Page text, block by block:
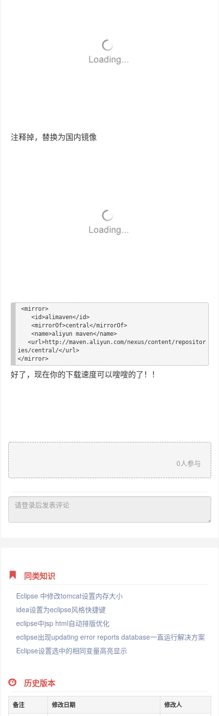
注释掉，替换为国内镜像
ies/central/</url>
好了，现在你的下载速度可以嗖嗖的了！！
0人参与
同类知识
Eclipse 中修改tomcat设置内存大小
idea设置为eclipse风格快捷键
eclipse中jsp html自动排版优化
eclipse出现updating error reports database一直运行解决方案
Eclipse设置选中的相同变量高亮显示
历史版本
备注 修改日期 修改人